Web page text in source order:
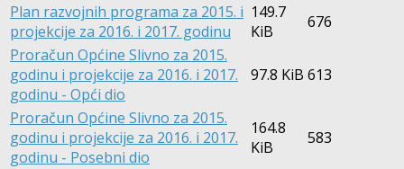
Plan razvojnih programa za 2015. i
projekcije za 2016. i 2017. godinu
149.7
KiB
676
Proračun Općine Slivno za 2015.
godinu i projekcije za 2016. i 2017.
godinu - Opći dio
97.8 KiB 613
Proračun Općine Slivno za 2015.
godinu i projekcije za 2016. i 2017.
godinu - Posebni dio
164.8
KiB
583